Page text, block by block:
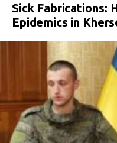
Sick Fabrications:
Epidemics in